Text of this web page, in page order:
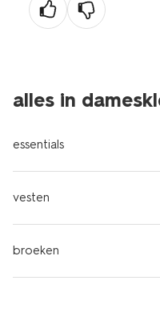
alles in
essentials
vesten
broeken